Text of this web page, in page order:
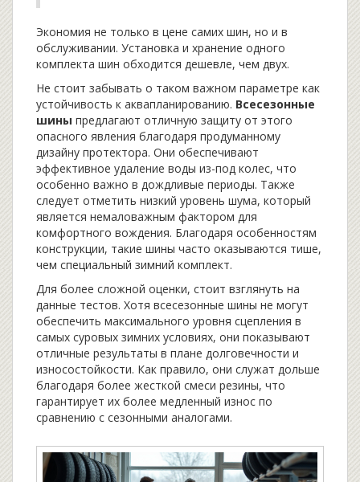
Экономия не только в цене самих шин, но и в
обслуживании. Установка и хранение одного
комплекта шин обходится дешевле, чем двух.
Не стоит забывать о таком важном параметре как
устойчивость к аквапланированию. Всесезонные
шины предлагают отличную защиту от этого
опасного явления благодаря продуманному
дизайну протектора. Они обеспечивают
эффективное удаление воды из-под колес, что
особенно важно в дождливые периоды. Также
следует отметить низкий уровень шума, который
является немаловажным фактором для
комфортного вождения. Благодаря особенностям
конструкции, такие шины часто оказываются тише,
чем специальный зимний комплект.
Для более сложной оценки, стоит взглянуть на
данные тестов. Хотя всесезонные шины не могут
обеспечить максимального уровня сцепления в
самых суровых зимних условиях, они показывают
отличные результаты в плане долговечности и
износостойкости. Как правило, они служат дольше
благодаря более жесткой смеси резины, что
гарантирует их более медленный износ по
сравнению с сезонными аналогами.